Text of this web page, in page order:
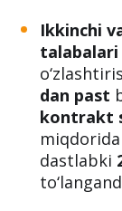
Ikkinchi
talabalari
dan past
kontrakt
dastlabki